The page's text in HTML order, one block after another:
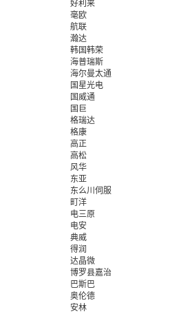
好利来
毫欧
航联
瀚达
韩国韩荣
海普瑞斯
海尔曼太通
国星光电
国威通
国巨
格瑞达
格康
高正
高松
风华
东亚
东么川伺服
町洋
电三原
电安
典威
得润
达晶微
博罗县嘉治
巴斯巴
奥伦德
安林